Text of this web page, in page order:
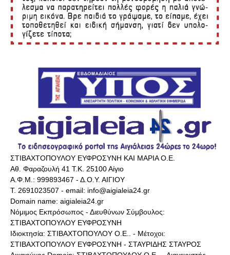
ΣΤΙΒΑΧΤΟΠΟΥΛΟΥ ΕΥΦΡΟΣΥΝΗ ΚΑΙ ΜΑΡΙΑ Ο.Ε.
Αθ. Φαραζουλή 41 Τ.Κ. 25100 Αίγιο
Α.Φ.Μ.: 999893467 - Δ.Ο.Υ. ΑΙΓΙΟΥ
Τ. 2691023507 - email: info@aigialeia24.gr
Domain name: aigialeia24.gr
Νόμιμος Εκπρόσωπος - Διευθύνων Σύμβουλος:
ΣΤΙΒΑΧΤΟΠΟΥΛΟΥ ΕΥΦΡΟΣΥΝΗ
Ιδιοκτησία: ΣΤΙΒΑΧΤΟΠΟΥΛΟΥ Ο.Ε.. - Μέτοχοι:
ΣΤΙΒΑΧΤΟΠΟΥΛΟΥ ΕΥΦΡΟΣΥΝΗ - ΣΤΑΥΡΙΔΗΣ ΣΤΑΥΡΟΣ